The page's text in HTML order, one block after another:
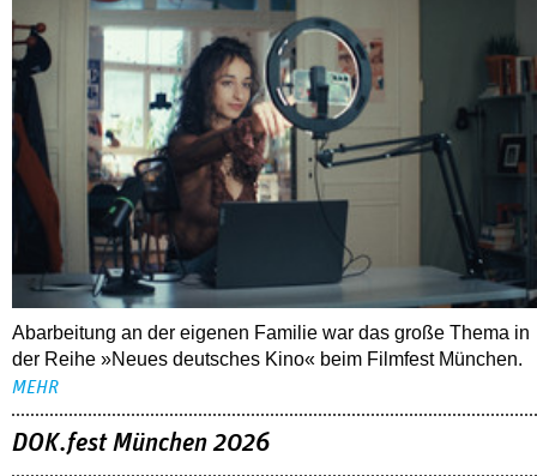
Abarbeitung an der eigenen Familie war das große Thema in
der Reihe »Neues deutsches Kino« beim Filmfest München.
MEHR
DOK.fest München 2026